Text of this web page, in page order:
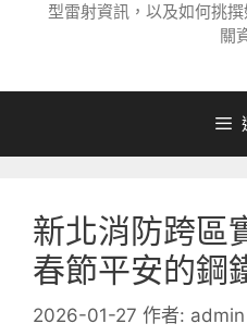
型雷射資訊，以及如何挑
關
新北消防跨區
春節平安的鋼
2026-01-27 作者: admin